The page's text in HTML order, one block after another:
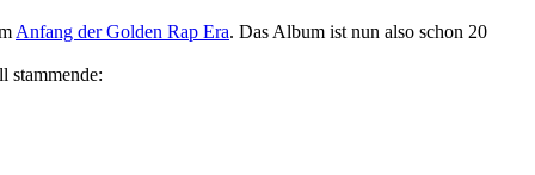
–
Go
Anfang der Golden Rap Era. Das Album ist nun also schon 20
stammende: